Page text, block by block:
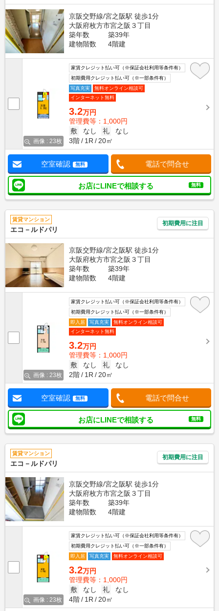
京阪交野線/宮之阪駅 徒歩1分
大阪府枚方市宮之阪３丁目
築年数
築39年
建物階数
4階建
画像 : 23枚
家賃クレジット払い可（※保証会社利用等条件有）
初期費用クレジット払い可（※一部条件有）
写真充実
無料オンライン相談可
インターネット無料
3.2万円
管理費等：1,000円
敷
なし 礼
なし
3階
1R 20㎡
空室確認 無料 電話で問合せ
お店にLINEで相談する 無料
賃貸マンション
エコ－ルドパリ
初期費用に注目
京阪交野線/宮之阪駅 徒歩1分
大阪府枚方市宮之阪３丁目
築年数
築39年
建物階数
4階建
画像 : 23枚
家賃クレジット払い可（※保証会社利用等条件有）
初期費用クレジット払い可（※一部条件有）
即入居
写真充実
無料オンライン相談可
インターネット無料
3.2万円
管理費等：1,000円
敷
なし 礼
なし
2階
1R 20㎡
空室確認 無料 電話で問合せ
お店にLINEで相談する 無料
賃貸マンション
エコ－ルドパリ
初期費用に注目
京阪交野線/宮之阪駅 徒歩1分
大阪府枚方市宮之阪３丁目
築年数
築39年
建物階数
4階建
画像 : 23枚
家賃クレジット払い可（※保証会社利用等条件有）
初期費用クレジット払い可（※一部条件有）
即入居
写真充実 無料オンライン相談可
3.2万円
管理費等：1,000円
敷
なし 礼
なし
4階
1R 20㎡